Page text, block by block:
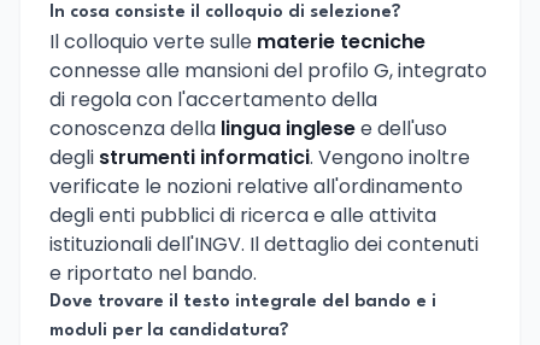
In cosa consiste il colloquio di selezione?
Il colloquio verte sulle materie tecniche
connesse alle mansioni del profilo G, integrato
di regola con l'accertamento della
conoscenza della lingua inglesee dell'uso
degli strumenti informatici. Vengono inoltre
verificate le nozioni relative all'ordinamento
degli enti pubblici di ricerca e alle attivita
istituzionali dell'INGV. Il dettaglio dei contenuti
e riportato nel bando.
Dove trovare il testo integrale del bando e i
moduli per la candidatura?